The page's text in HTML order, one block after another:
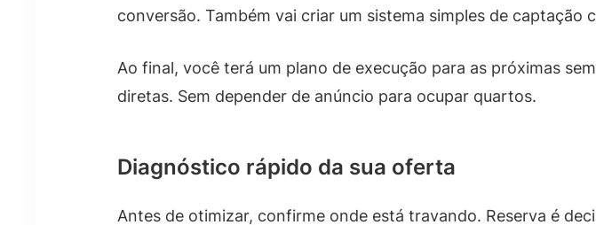
conversão. Também vai criar um sistema simples de captação
Ao final, você terá um plano de execução para as próximas
diretas. Sem depender de anúncio para ocupar quartos.
Diagnóstico rápido da sua oferta
Antes de otimizar, confirme onde está travando. Reserva é